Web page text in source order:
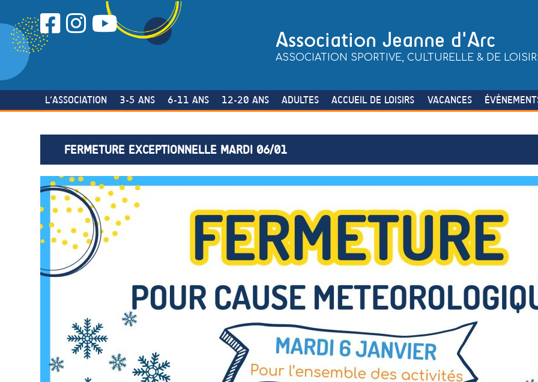
to
content
Association Jeanne d'Arc
ASSOCIATION SPORTIVE, CULTURELLE & DE
L’ASSOCIATION 3-5 ANS 6-11 ANS 12-20 ANS ADULTES ACCUEIL DE LOISIRS VACANCES
FERMETURE EXCEPTIONNELLE MARDI 06/01